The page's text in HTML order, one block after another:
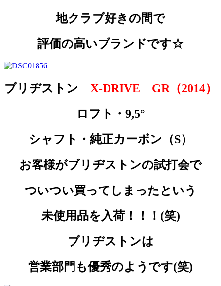
地クラブ好きの間で
評価の高いブランドです☆
ブリヂストン X-DRIVE GR（2014）
ロフト・9,5°
シャフト・純正カーボン（S）
お客様がブリヂストンの試打会で
ついつい買ってしまったという
未使用品を入荷！！！(笑)
ブリヂストンは
営業部門も優秀のようです(笑)